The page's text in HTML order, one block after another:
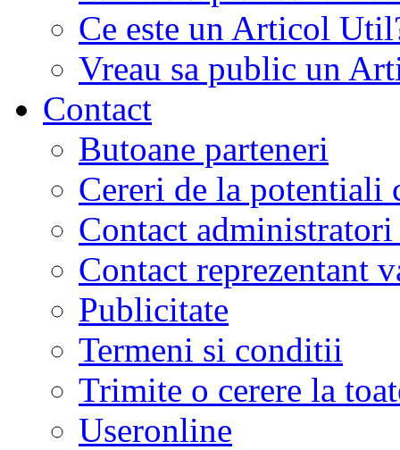
Ce este un Articol
Vreau sa public un
Contact
Butoane parteneri
Cereri de la potentiali
Contact
Contact reprezentant
Publicitate
Termeni si conditii
Trimite o cerere la
Useronline